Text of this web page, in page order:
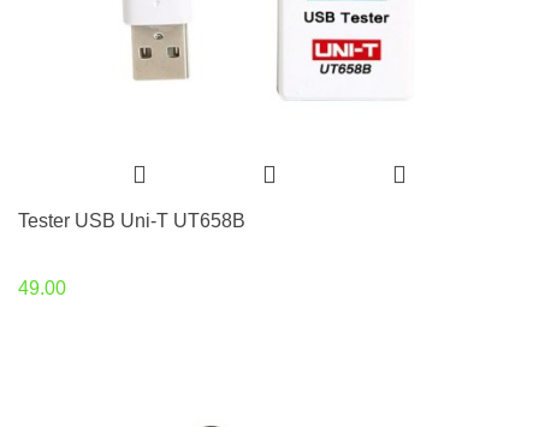
Tester USB Uni-T UT658B
49.00